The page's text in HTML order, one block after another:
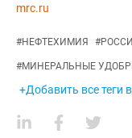
mrc.ru
#НЕФТЕХИМИЯ #
#МИНЕРАЛЬНЫЕ
+Добавить все теги